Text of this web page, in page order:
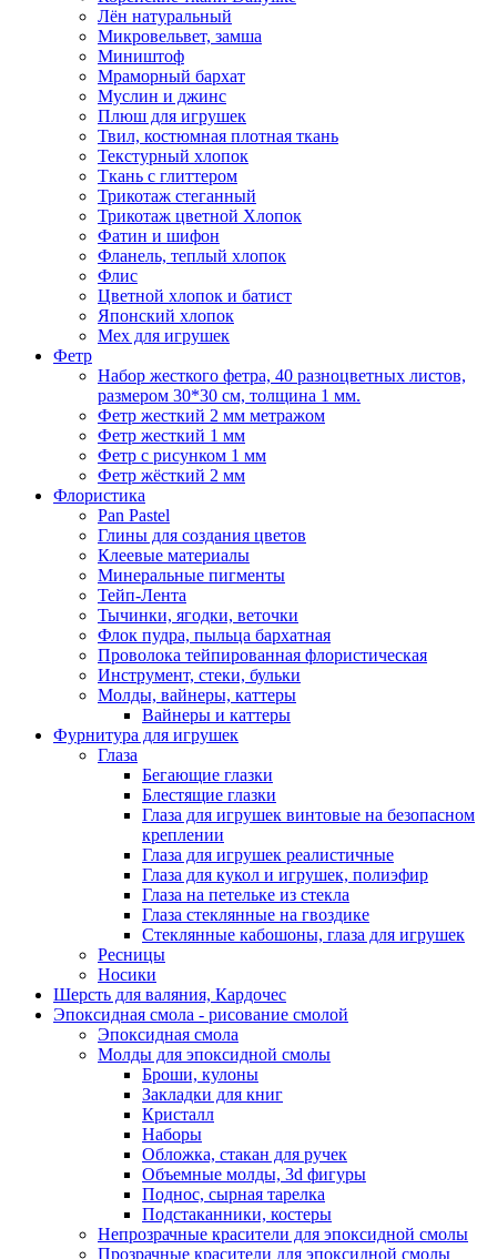
Лён натуральный
Микровельвет, замша
Миништоф
Мраморный бархат
Муслин и джинс
Плюш для игрушек
Твил, костюмная плотная ткань
Текстурный хлопок
Ткань с глиттером
Трикотаж стеганный
Трикотаж цветной Хлопок
Фатин и шифон
Фланель, теплый хлопок
Флис
Цветной хлопок и батист
Японский хлопок
Мех для игрушек
Фетр
Набор жесткого фетра, 40 разноцветных листов,
размером 30*30 см, толщина 1 мм.
Фетр жесткий 2 мм метражом
Фетр жесткий 1 мм
Фетр с рисунком 1 мм
Фетр жёсткий 2 мм
Флористика
Pan Pastel
Глины для создания цветов
Клеевые материалы
Минеральные пигменты
Тейп-Лента
Тычинки, ягодки, веточки
Флок пудра, пыльца бархатная
Проволока тейпированная флористическая
Инструмент, стеки, бульки
Молды, вайнеры, каттеры
Вайнеры и каттеры
Фурнитура для игрушек
Глаза
Бегающие глазки
Блестящие глазки
Глаза для игрушек винтовые на безопасном
креплении
Глаза для игрушек реалистичные
Глаза для кукол и игрушек, полиэфир
Глаза на петельке из стекла
Глаза стеклянные на гвоздике
Стеклянные кабошоны, глаза для игрушек
Ресницы
Носики
Шерсть для валяния, Кардочес
Эпоксидная смола - рисование смолой
Эпоксидная смола
Молды для эпоксидной смолы
Броши, кулоны
Закладки для книг
Кристалл
Наборы
Обложка, стакан для ручек
Объемные молды, 3d фигуры
Поднос, сырная тарелка
Подстаканники, костеры
Непрозрачные красители для эпоксидной смолы
Прозрачные красители для эпоксидной смолы